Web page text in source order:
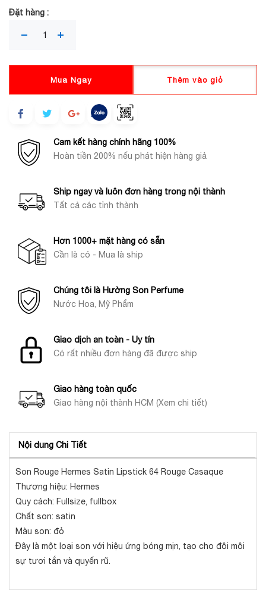
Đặt hàng :
Mua Ngay Thêm vào giỏ
Cam kết hàng chính hãng 100%
Hoàn tiền 200% nếu phát hiện hàng giả
Ship ngay và luôn đơn hàng trong nội thành
Tất cả các tỉnh thành
Hơn 1000+ mặt hàng có sẵn
Cần là có - Mua là ship
Chúng tôi là Hường Son Perfume
Nước Hoa, Mỹ Phẩm
Giao dịch an toàn - Uy tín
Có rất nhiều đơn hàng đã được ship
Giao hàng toàn quốc
Giao hàng nội thành HCM (Xem chi tiết)
Nội dung Chi Tiết
Son Rouge Hermes Satin Lipstick 64 Rouge Casaque
Thương hiệu: Hermes
Quy cách: Fullsize, fullbox
Chất son: satin
Màu son: đỏ
Đây là một loại son với hiệu ứng bóng mịn, tạo cho đôi môi
sự tươi tắn và quyến rũ.